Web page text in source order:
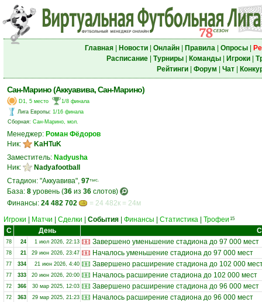
Главная| Новости| Онлайн| Правила| Опросы|
Расписание| Турниры| Команды| Игроки|
Рейтинги| Форум Чат|
Сан-Марино (Аккуавива, Сан-Марино)
D1, 5 место
1/8 финала
Лига Европы: 1/16 финала
Сборная: Сан-Марино, мол.
Менеджер: Роман Фёдоров
Ник:
KaHTuK
Заместитель: Nadyusha
Ник:
Nadyafootball
Стадион: "Аккуавива", 97тыс.
База: 8 уровень (36 из 36 слотов)
Финансы: 24 482 702
= 24 482к = 24м
Игроки
Матчи Сделки События Финансы Статистика Трофеи 15
С День
78 24 1 июл 2026, 22:13 Завершено уменьшение стадиона до 97 000 мест
78 21 29 июн 2026, 23:47 Началось уменьшение стадиона до 97 000 мест
77 334 21 июн 2026, 4:40 Завершено расширение стадиона до 102 000
77 333 20 июн 2026, 20:00 Началось расширение стадиона до 102 000 мест
72 366 30 мар 2025, 12:03 Завершено расширение стадиона до 96 000 мест
72 363 29 мар 2025, 21:23 Началось расширение стадиона до 96 000 мест